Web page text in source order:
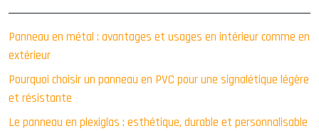
Panneau en métal : avantages et usages en intérieur comme en
extérieur
Pourquoi choisir un panneau en PVC pour une signalétique légère
et résistante
Le panneau en plexiglas : esthétique, durable et personnalisable